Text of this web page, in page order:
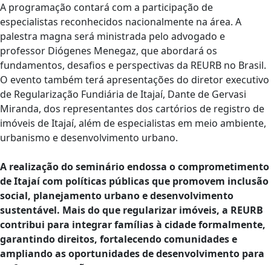
A programação contará com a participação de
especialistas reconhecidos nacionalmente na área. A
palestra magna será ministrada pelo advogado e
professor Diógenes Menegaz, que abordará os
fundamentos, desafios e perspectivas da REURB no Brasil.
O evento também terá apresentações do diretor executivo
de Regularização Fundiária de Itajaí, Dante de Gervasi
Miranda, dos representantes dos cartórios de registro de
imóveis de Itajaí, além de especialistas em meio ambiente,
urbanismo e desenvolvimento urbano.
A realização do seminário endossa o comprometimento
de Itajaí com políticas públicas que promovem inclusão
social, planejamento urbano e desenvolvimento
sustentável. Mais do que regularizar imóveis, a REURB
contribui para integrar famílias à cidade formalmente,
garantindo direitos, fortalecendo comunidades e
ampliando as oportunidades de desenvolvimento para